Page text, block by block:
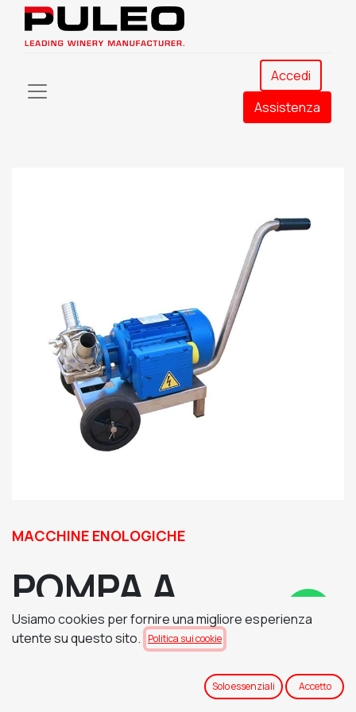
Accedi
Assistenza​
MACCHINE ENOLOGICHE
POMPA A
GIRANTE
POMPE CENTRIFUGHE
Usiamo cookies per fornire una migliore esperienza
utente su questo sito.
Politica sui cookie
Solo essenziali Accetto